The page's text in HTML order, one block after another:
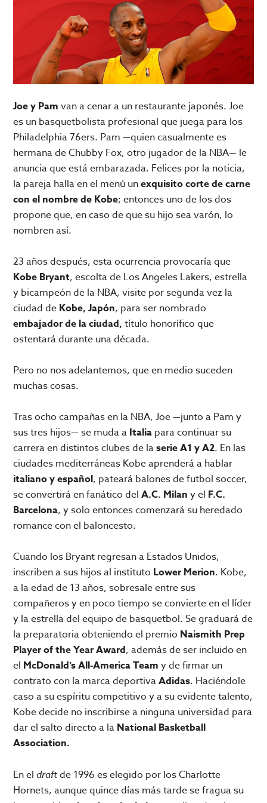
Joe y Pam van a cenar a un restaurante japonés. Joe
es un basquetbolista profesional que juega para los
Philadelphia 76ers. Pam —quien casualmente es
hermana de Chubby Fox, otro jugador de la NBA— le
anuncia que está embarazada. Felices por la noticia,
la pareja halla en el menú unexquisito corte de carne
con el nombre de Kobe; entonces uno de los dos
propone que, en caso de que su hijo sea varón, lo
nombren así.
23 años después, esta ocurrencia provocaría que
Kobe Bryant, escolta de Los Angeles Lakers, estrella
y bicampeón de la NBA, visite por segunda vez la
ciudad de Kobe, Japón, para ser nombrado
embajador de la ciudad, título honorífico que
ostentará durante una década.
Pero no nos adelantemos, que en medio suceden
muchas cosas.
Tras ocho campañas en la NBA, Joe —junto a Pam y
sus tres hijos— se muda a Italia para continuar su
carrera en distintos clubes de laserie A1 y A2. En las
ciudades mediterráneas Kobe aprenderá a hablar
italiano y español, pateará balones de futbol soccer,
se convertirá en fanático delA.C. Milan y el F.C.
Barcelona, y solo entonces comenzará su heredado
romance con el baloncesto.
Cuando los Bryant regresan a Estados Unidos,
inscriben a sus hijos al instituto Lower Merion. Kobe,
a la edad de 13 años, sobresale entre sus
compañeros y en poco tiempo se convierte en el líder
y la estrella del equipo de basquetbol. Se graduará de
la preparatoria obteniendo el premio Naismith Prep
Player of the Year Award, además de ser incluido en
el McDonald’s All-America Team y de firmar un
contrato con la marca deportivaAdidas. Haciéndole
caso a su espíritu competitivo y a su evidente talento,
Kobe decide no inscribirse a ninguna universidad para
dar el salto directo a la National Basketball
Association.
En eldraftde 1996 es elegido por los Charlotte
Hornets, aunque quince días más tarde se fragua su